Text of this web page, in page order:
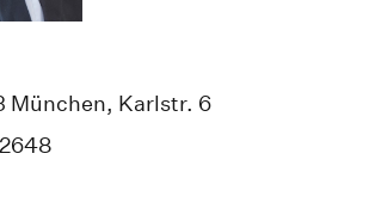
München, Karlstr. 6